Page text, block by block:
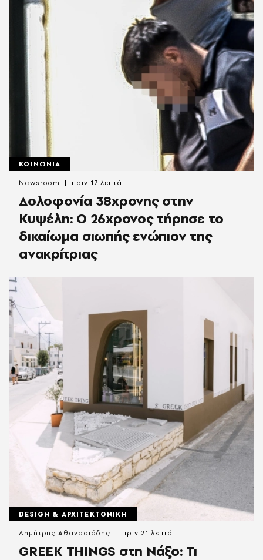
ΚΟΙΝΩΝΙΑ
Δολοφονία 38χρονης στην
Κυψέλη: Ο 26χρονος τήρησε το
δικαίωμα σιωπής ενώπιον της
ανακρίτριας
Newsroom πριν 17 λεπτά
DESIGN & ΑΡΧΙΤΕΚΤΟΝΙΚΗ
GREEK THINGS στη Νάξο: Τι
Δημήτρης Αθανασιάδης πριν 21 λεπτά